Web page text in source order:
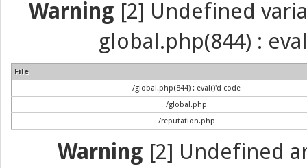
Warning [2] Undefined
global.php(844) :
File
/global.php(844) : eval()'d code
/global.php
/reputation.php
Warning [2] Undefined